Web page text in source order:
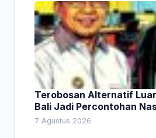
Terobosan Alternatif
Bali Jadi Percontohan
Pembiayaan Daerah
7 Agustus 2026